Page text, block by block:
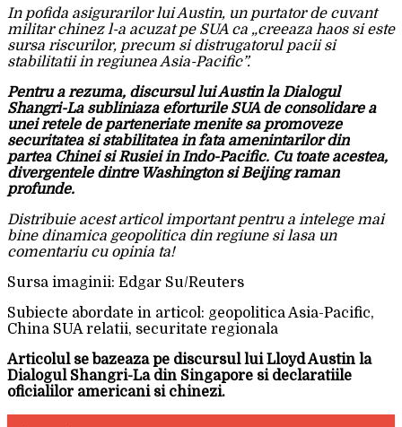
In pofida asigurarilor lui Austin, un purtator de cuvant
militar chinez l-a acuzat pe SUA ca „creeaza haos si este
sursa riscurilor, precum si distrugatorul pacii si
stabilitatii in regiunea Asia-Pacific”.
Pentru a rezuma, discursul lui Austin la Dialogul
Shangri-La subliniaza eforturile SUA de consolidare a
unei retele de parteneriate menite sa promoveze
securitatea si stabilitatea in fata amenintarilor din
partea Chinei si Rusiei in Indo-Pacific. Cu toate acestea,
divergentele dintre Washington si Beijing raman
profunde.
Distribuie acest articol important pentru a intelege mai
bine dinamica geopolitica din regiune si lasa un
comentariu cu opinia ta!
Sursa imaginii: Edgar Su/Reuters
Subiecte abordate in articol: geopolitica Asia-Pacific,
China SUA relatii, securitate regionala
Articolul se bazeaza pe discursul lui Lloyd Austin la
Dialogul Shangri-La din Singapore si declaratiile
oficialilor americani si chinezi.